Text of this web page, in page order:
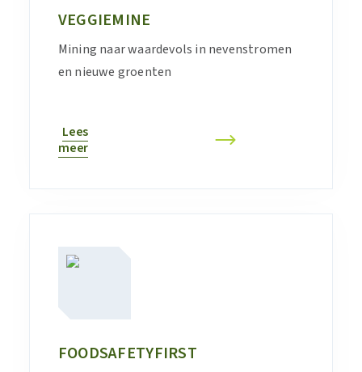
VEGGIEMINE
Mining naar waardevols in nevenstromen
en nieuwe groenten
Lees
meer
FOODSAFETYFIRST